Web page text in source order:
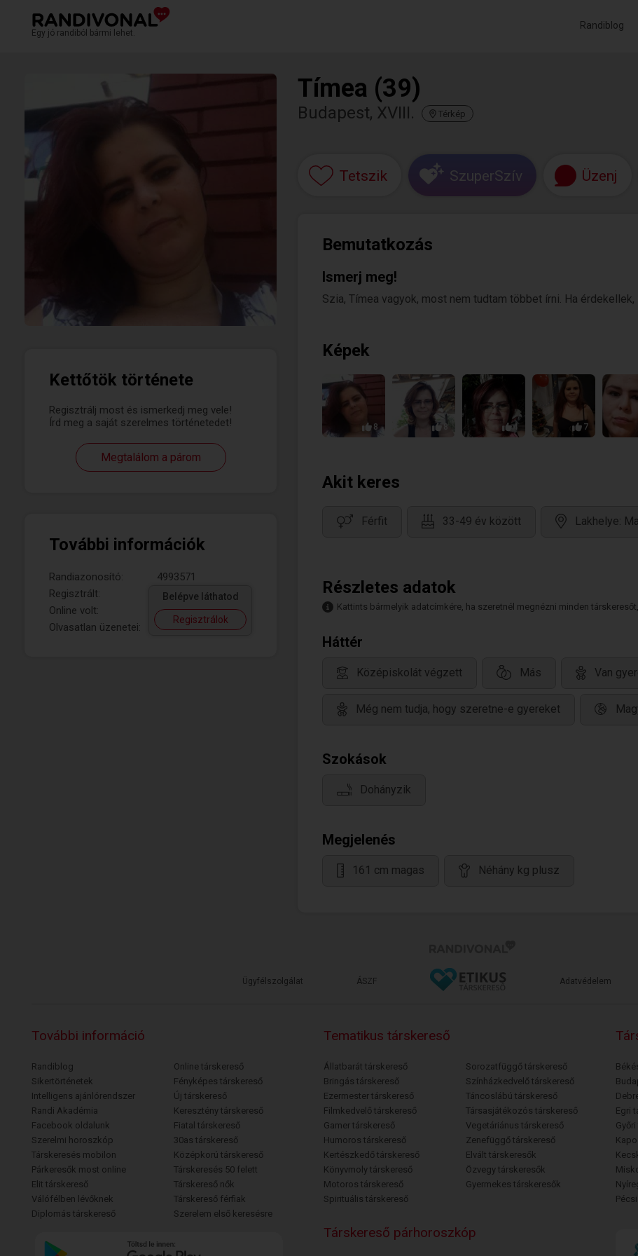
Egy jó randiból bármi lehet.
Randiblog
Kettőtök története
Regisztrálj most és ismerkedj meg vele!
Írd meg a saját szerelmes történetedet!
Megtalálom a párom
További információk
Randiazonosító:
4993571
Regisztrált:
Online volt:
Olvasatlan üzenetei:
Belépve láthatod
Regisztrálok
Tímea (39)
Budapest, XVIII. Térkép
Tetszik SzuperSzív Üzenj
Bemutatkozás
Ismerj meg!
Szia, Tímea vagyok, most nem tudtam többet írni. Ha
Képek
8 8 4 7
Akit keres
Férfit 33-49 év között Lakhelye:
Részletes adatok
Kattints bármelyik adatcímkére, ha szeretnél megnézni minden
Háttér
Középiskolát végzett Más Van
Még nem tudja, hogy szeretne-e gyereket
Szokások
Dohányzik
Megjelenés
161 cm magas Néhány kg plusz
Ügyfélszolgálat ÁSZF Adatvédelem
További információ
Randiblog
Sikertörténetek
Intelligens ajánlórendszer
Randi Akadémia
Facebook oldalunk
Szerelmi horoszkóp
Társkeresés mobilon
Párkeresők most online
Elit társkereső
Válófélben lévőknek
Diplomás társkereső
Online társkereső
Fényképes társkereső
Új társkereső
Keresztény társkereső
Fiatal társkereső
30as társkereső
Középkorú társkereső
Társkeresés 50 felett
Társkereső nők
Társkereső férfiak
Szerelem első keresésre
Tematikus társkereső
Állatbarát társkereső
Bringás társkereső
Ezermester társkereső
Filmkedvelő társkereső
Gamer társkereső
Humoros társkereső
Kertészkedő társkereső
Könyvmoly társkereső
Motoros társkereső
Spirituális társkereső
Sorozatfüggő társkereső
Színházkedvelő társkereső
Táncoslábú társkereső
Társasjátékozós társkereső
Vegetáriánus társkereső
Zenefüggő társkereső
Elvált társkeresők
Özvegy társkeresők
Gyermekes társkeresők
Egri
Társkereső párhoroszkóp